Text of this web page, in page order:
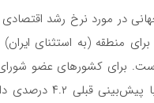
در مورد نرخ رشد
شده که فاصله